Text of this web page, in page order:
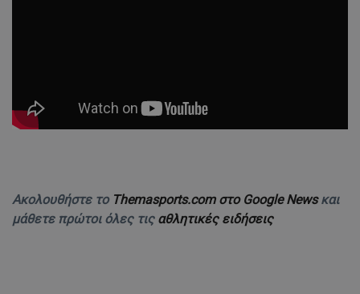
Ακολουθήστε το Themasports.com στο Google Newsκαι
μάθετε πρώτοι όλες τις αθλητικές ειδήσεις